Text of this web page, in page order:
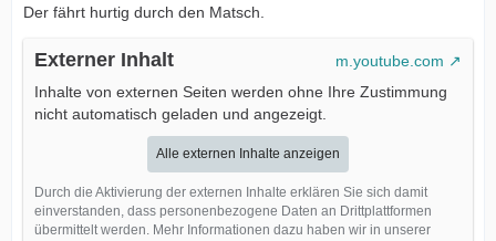
Der fährt hurtig durch den Matsch.
Externer Inhalt
m.youtube.com
Inhalte von externen Seiten werden ohne Ihre Zustimmung
nicht automatisch geladen und angezeigt.
Alle externen Inhalte anzeigen
Durch die Aktivierung der externen Inhalte erklären Sie sich damit
einverstanden, dass personenbezogene Daten an Drittplattformen
übermittelt werden. Mehr Informationen dazu haben wir in unserer